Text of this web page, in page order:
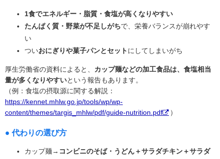
1食でエネルギー・脂質・食塩が高くなりやすい
たんぱく質・野菜が不足しがちで、栄養バランスが崩れやす
い
ついおにぎりや菓子パンとセットにしてしまいがち
厚生労働省の資料によると、 カップ麺などの加工食品は、食塩相当
量が多くなりやすいという報告もあります。
（例：食塩の摂取源に関する解説：
https://kennet.mhlw.go.jp/tools/wp/wp-
content/themes/targis_mhlw/pdf/guide-nutrition.pdf
）
● 代わりの選び方
カップ麺→ コンビニのそば・うどん＋サラダチキン＋サラダ